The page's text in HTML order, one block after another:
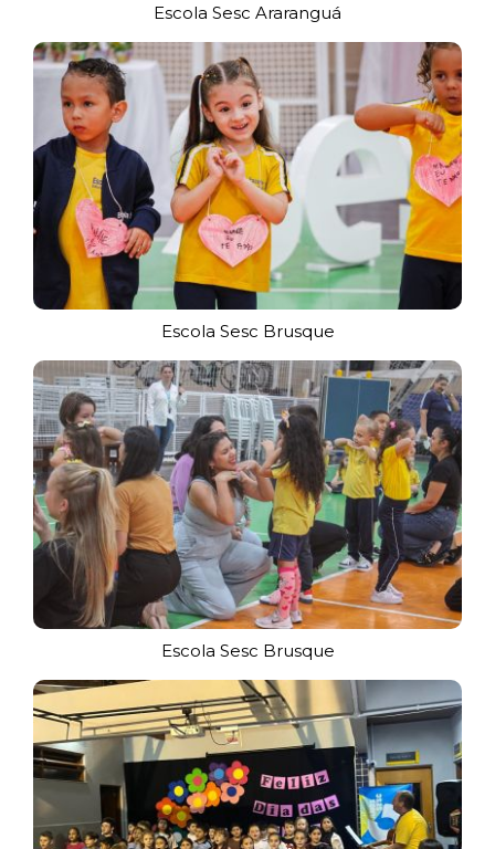
Escola Sesc Araranguá
Escola Sesc Brusque
Escola Sesc Brusque